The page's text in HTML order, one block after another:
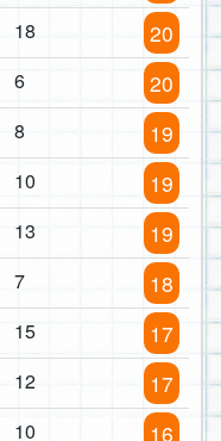
18 20
6 20
8 19
10 19
13 19
7 18
15 17
12 17
10 16